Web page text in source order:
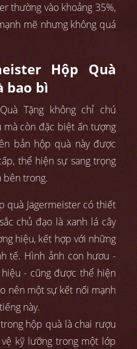
thường vào khoảng 35%,
mẽ nhưng không quá
Hộp Quà
bao bì
Tặng không chỉ chú
còn đặc biệt ấn tượng
bản hộp quà này được
thể hiện sự sang trọng
bên trong.
quà Jägermeister có thiết
chủ đạo là xanh lá cây
hiệu, kết hợp với những
tế. Hình ảnh con hươu -
- cũng được thể hiện
nên một sự kết nối mạnh
này.
hộp quà là chai rượu
kỹ lưỡng trong một lớp